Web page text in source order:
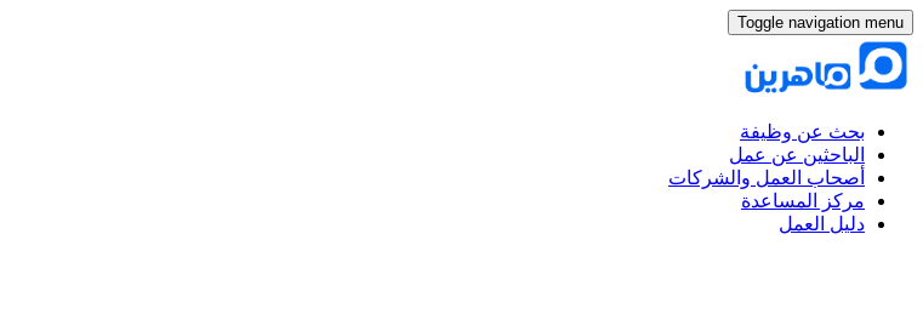
Toggle navigation menu
بحث عن وظيفة
الباحثين عن عمل
أصحاب العمل والشركات
مركز المساعدة
دليل العمل